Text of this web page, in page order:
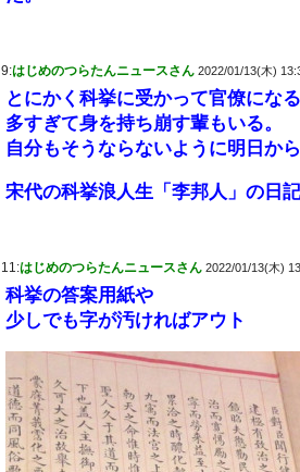
9:はじめのつらたんニュースさん 2022/01/13(木)
とにかく科挙に受かって官僚にな
多すぎて身を持ち崩す輩もいる。
自分もそうならないように明日か
宋代の科挙浪人生「李邦人」の日記
11:はじめのつらたんニュースさん 2022/01/13(木)
科挙の答案用紙や
少しでも字が汚ければアウト